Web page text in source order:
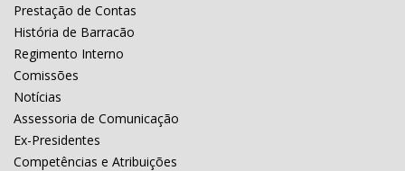
Prestação de Contas
História de Barracão
Regimento Interno
Comissões
Notícias
Assessoria de Comunicação
Ex-Presidentes
Competências e Atribuições